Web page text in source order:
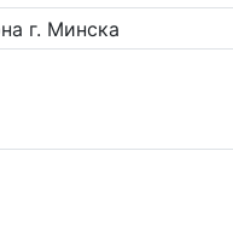
г. Минска